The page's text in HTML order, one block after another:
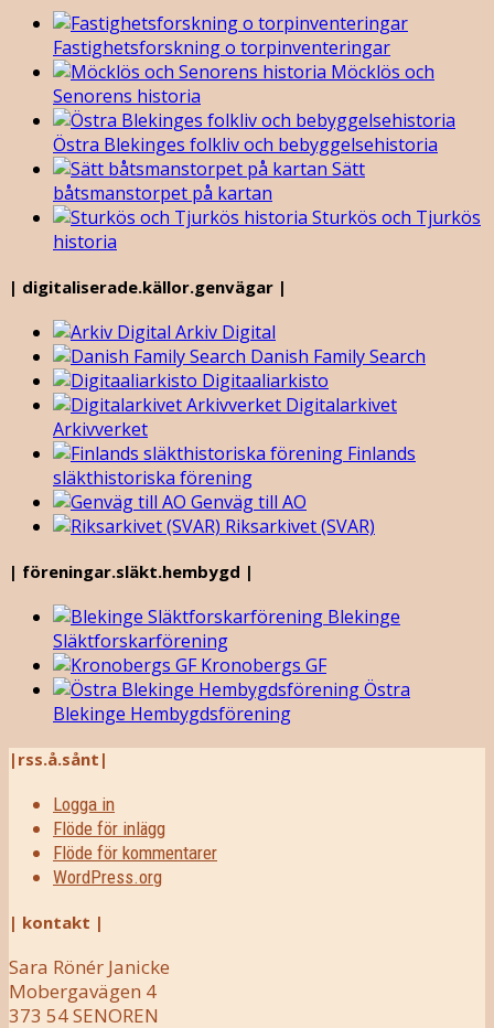
Fastighetsforskning o torpinventeringar
Möcklös och
Senorens historia
Östra Blekinges folkliv och bebyggelsehistoria
Sätt
båtsmanstorpet på kartan
Sturkös och Tjurkös
historia
| digitaliserade.källor.genvägar |
Arkiv Digital
Danish Family Search
Digitaaliarkisto
Digitalarkivet
Arkivverket
Finlands
släkthistoriska förening
Genväg till AO
Riksarkivet (SVAR)
| föreningar.släkt.hembygd |
Blekinge
Släktforskarförening
Kronobergs GF
Östra
Blekinge Hembygdsförening
|rss.å.sånt|
Logga in
Flöde för inlägg
Flöde för kommentarer
WordPress.org
| kontakt |
Sara Rönér Janicke
Mobergavägen 4
373 54 SENOREN